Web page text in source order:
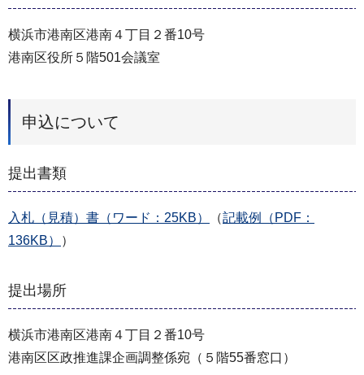
横浜市港南区港南４丁目２番10号
港南区役所５階501会議室
申込について
提出書類
⼊札（⾒積）書（ワード：25KB） （記載例（PDF：
136KB）
）
提出場所
横浜市港南区港南４丁目２番10号
港南区区政推進課企画調整係宛（５階55番窓口）